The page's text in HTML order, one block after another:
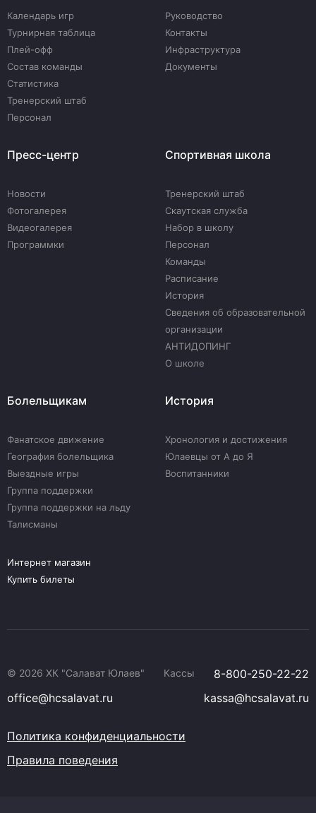
Календарь игр
Турнирная таблица
Плей-офф
Состав команды
Статистика
Тренерский штаб
Персонал
Руководство
Контакты
Инфраструктура
Документы
Пресс-центр
Новости
Фотогалерея
Видеогалерея
Программки
Спортивная школа
Тренерский штаб
Скаутская служба
Набор в школу
Персонал
Команды
Расписание
История
Сведения об образовательной
организации
АНТИДОПИНГ
О школе
Болельщикам
Фанатское движение
География болельщика
Выездные игры
Группа поддержки
Группа поддержки на льду
Талисманы
История
Хронология и достижения
Юлаевцы от А до Я
Воспитанники
Интернет магазин
Купить билеты
© 2026 ХК "Салават Юлаев" Кассы
8-800-250-22-22
office@hcsalavat.ru
kassa@hcsalavat.ru
Политика конфиденциальности
Правила поведения